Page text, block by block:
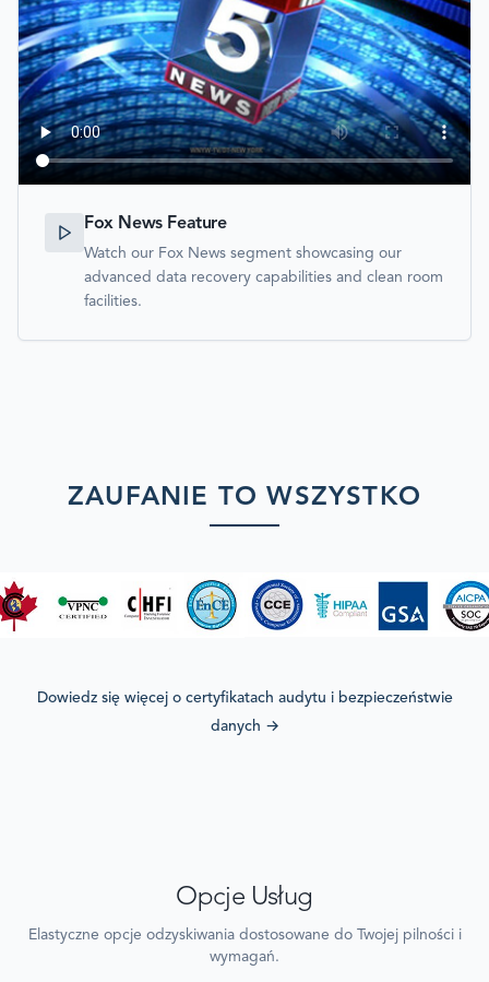
Fox News Feature
Watch our Fox News segment showcasing our
advanced data recovery capabilities and clean room
facilities.
ZAUFANIE TO WSZYSTKO
Dowiedz się więcej o certyfikatach audytu i bezpieczeństwie
danych →
Opcje Usług
Elastyczne opcje odzyskiwania dostosowane do Twojej pilności i
wymagań.